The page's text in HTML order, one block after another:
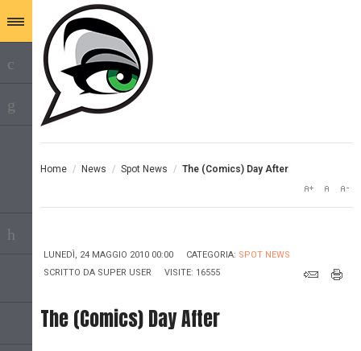
Home / News / Spot News / The (Comics) Day After
LUNEDÌ, 24 MAGGIO 2010 00:00 CATEGORIA: SPOT NEWS
SCRITTO DA SUPER USER VISITE: 16555
The (Comics) Day After